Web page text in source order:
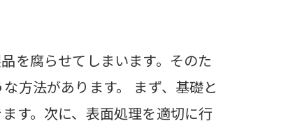
を腐らせてしまいます。そのた
方法があります。 まず、基礎と
す。次に、表面処理を適切に行